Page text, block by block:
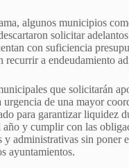
algunos municipios
solicitar
con suficiencia
recurrir a endeudamiento
que solicitarán
de una mayor
para garantizar liquidez
año y cumplir con las
y administrativas sin poner
ayuntamientos.